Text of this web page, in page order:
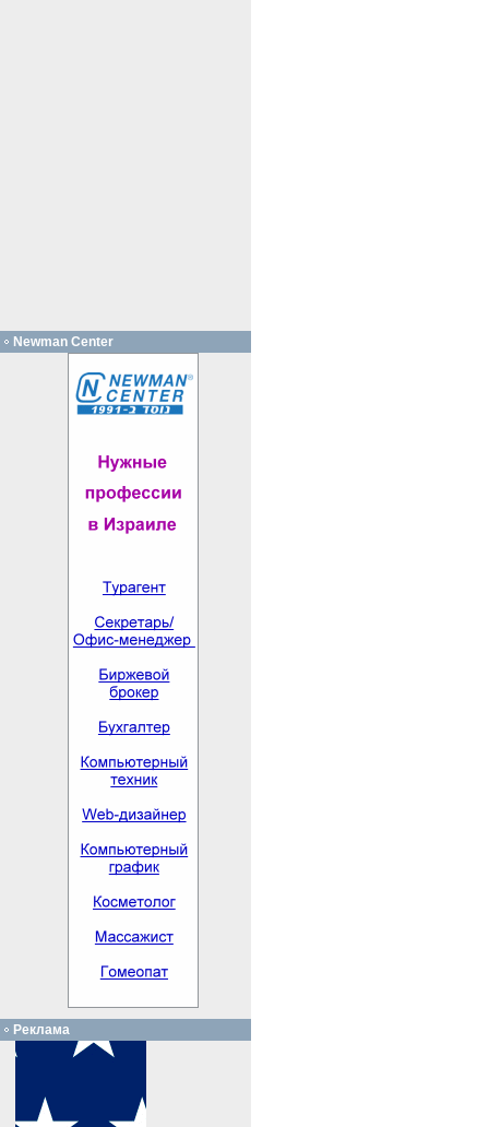
Newman Center
Реклама